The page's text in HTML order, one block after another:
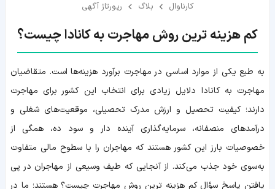
کارناوال بلاگ رپورتاژ آگهی
کم هزینه ترین روش مهاجرت به کانادا چیست؟
به طبع یکی از موارد اساسی در مهاجرت برآورد هزینه‌ها است. متقاضیان
مهاجرت به کانادا دلایل زیادی برای انتخاب این کشور برای مهاجرت
دارند؛ کیفیت تحصیل و ارزش مدرک تحصیلی، موقعیت‌های شغلی و
درآمدهای منصفانه، سرمایه‌گذاری آینده دار و سود ده، همگی از
خصوصیات بارز این کشور هستند که مهاجران را با سطوح مالی متفاوت
به‌سوی خود جذب می‌کند. از آنجایی ‌که طیف وسیعی از مهاجران در پی
یافتن پاسخ سؤال کم ‌هزینه‌ ترین روش مهاجرت چیست؟ هستند؛ ما در